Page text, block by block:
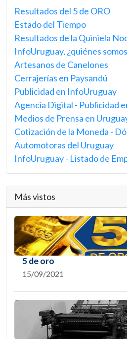
Resultados del 5 de ORO
Estado del Tiempo
Resultados de la Quiniela
InfoUruguay, ¿quiénes
Artesanos de Canelones
Cerrajerías en Paysandú
Publicidad en InfoUruguay
Agencia Digital - Publicidad
Medios de Prensa en
Cotización de la Moneda -
Automotoras del Uruguay
InfoUruguay - Listado de
Más vistos
5 de oro
15/09/2021